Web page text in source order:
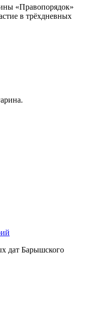
«Правопорядок»
в трёхдневных
дат Барышского